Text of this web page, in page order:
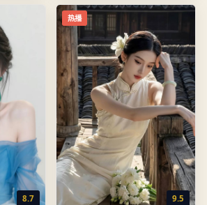
8.7
热播
9.5